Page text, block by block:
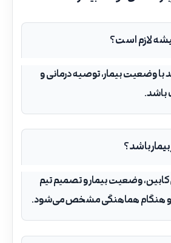
وضعیت بیمار، توصیه درمانی و
بیمار باشد؟
وضعیت بیمار و تصمیم تیم
و هنگام هماهنگی مشخص می‌شود.